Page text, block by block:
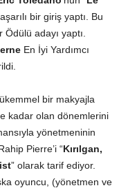
bir giriş yaptı. Bu
adayı yaptı.
En İyi Yardımcı
bir makyajla
kadar olan dönemlerini
yönetmeninin
Pierre’i “Kırılgan,
” olarak tarif ediyor.
oyuncu, (yönetmen ve